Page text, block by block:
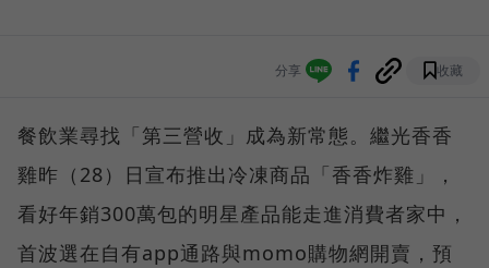
分享 收藏
餐飲業尋找「第三營收」成為新常態。繼光香香
雞昨（28）日宣布推出冷凍商品「香香炸雞」，
看好年銷300萬包的明星產品能走進消費者家中，
首波選在自有app通路與momo購物網開賣，預